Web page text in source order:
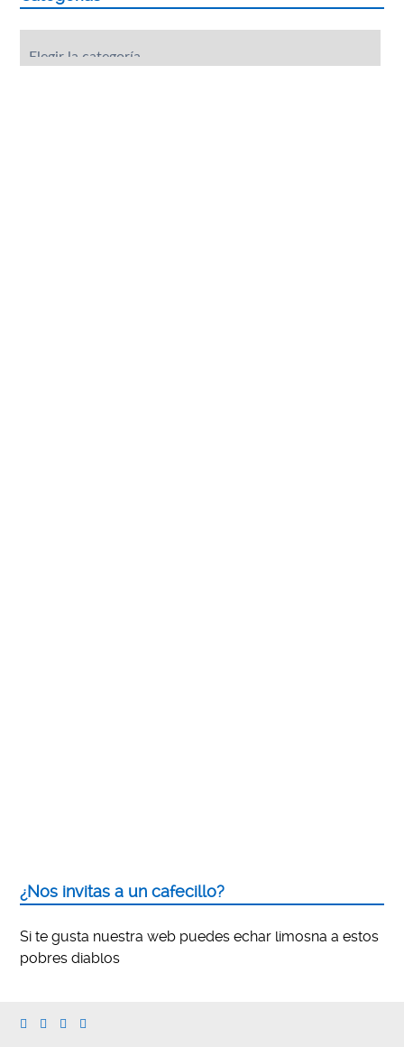
¿Nos invitas a un cafecillo?
Si te gusta nuestra web puedes echar limosna a estos
pobres diablos